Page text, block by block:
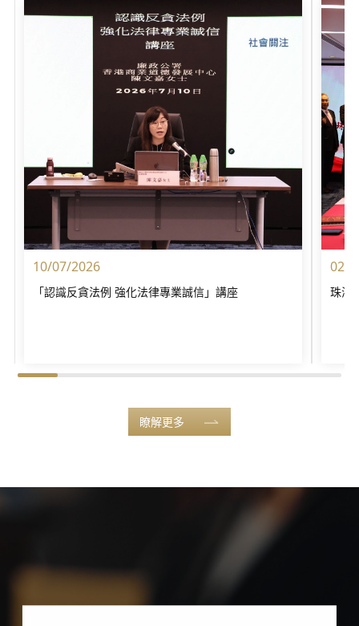
10/07/2026
「認識反貪法例 強化法律專業誠信」講座
02/
珠海
瞭解更多